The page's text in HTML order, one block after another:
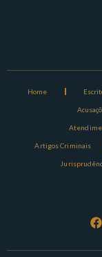
Home
Artigos Criminais